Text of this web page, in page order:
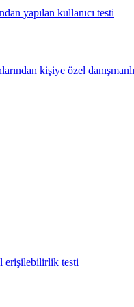
yapılan kullanıcı testi
kişiye özel
erişilebilirlik testi